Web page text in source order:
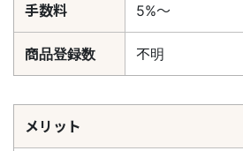
手数料 5%〜
商品登録数 不明
メリット